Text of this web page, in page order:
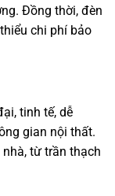
Đồng thời, đèn
chi phí bảo
tinh tế, dễ
gian nội thất.
từ trần thạch